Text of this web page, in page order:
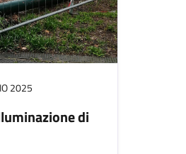
2025
di